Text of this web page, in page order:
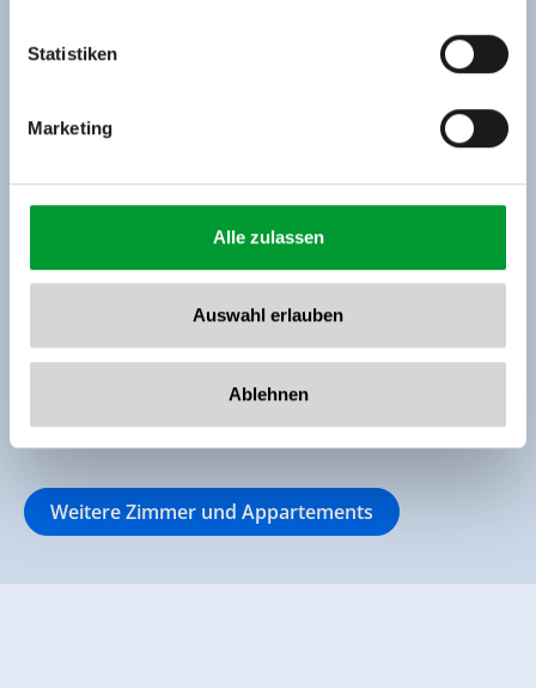
www.zillertalarena.com
Statistiken
Marketing
Alle zulassen
Auswahl erlauben
Ablehnen
*Ferienwohnung 2* bietet Platz für 4 Personen
Ceranfelder, Backofen, Geschirrspüler,
Flachbildfernseher, einer Couch und Ausgang
zum Garten. Bad mit Dusche und WC inkl.
Bettwäsche, Handtücher, Föhn
Verfügbarkeitskalender
Weitere Zimmer und Appartements